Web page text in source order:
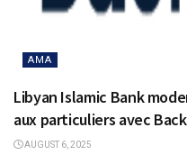
AMA
Libyan Islamic Bank
aux particuliers avec
AUGUST 6, 2025